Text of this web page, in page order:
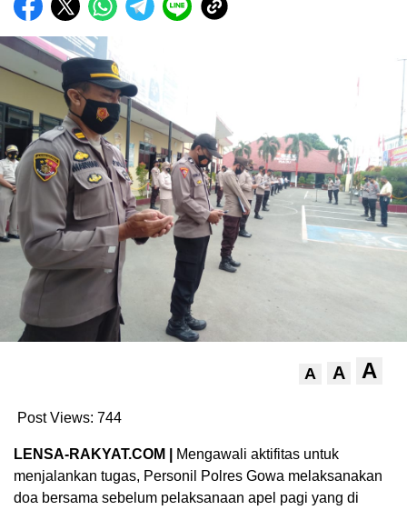
A A A
Post Views: 744
LENSA-RAKYAT.COM |
Mengawali aktifitas untuk
menjalankan tugas, Personil Polres Gowa melaksanakan
doa bersama sebelum pelaksanaan apel pagi yang di